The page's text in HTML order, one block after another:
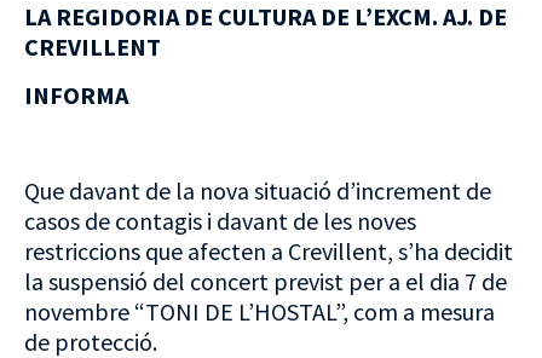
LA REGIDORIA DE CULTURA DE L’EXCM. AJ. DE
CREVILLENT
INFORMA
Que davant de la nova situació d’increment de
casos de contagis i davant de les noves
restriccions que afecten a Crevillent, s’ha decidit
la suspensió del concert previst per a el dia 7 de
novembre “TONI DE L’HOSTAL”, com a mesura
de protecció.